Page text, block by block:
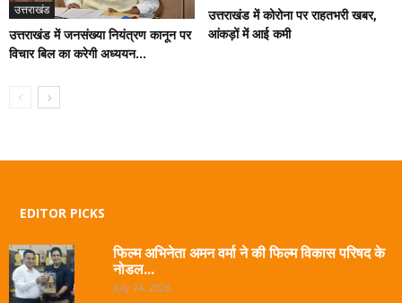
उत्तराखंड
उत्तराखंड में जनसंख्या नियंत्रण कानून पर
विचार बिल का करेगी अध्ययन...
उत्तराखंड में कोरोना पर राहतभरी खबर,
आंकड़ों में आई कमी
EDITOR PICKS
फिल्म अभिनेता अमन वर्मा ने की फिल्म विकास परिषद के
नोडल...
July 24, 2026